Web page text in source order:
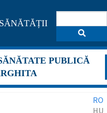
PUBLICĂ
RO
HU